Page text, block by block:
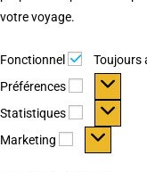
votre voyage.
Fonctionnel
Toujours
Préférences
Statistiques
Marketing Marketing